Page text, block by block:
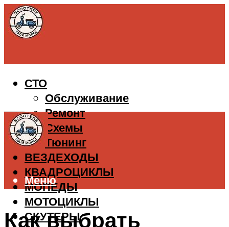
СТО
Обслуживание
Ремонт
Схемы
Тюнинг
ВЕЗДЕХОДЫ
КВАДРОЦИКЛЫ
МОПЕДЫ
МОТОЦИКЛЫ
СКУТЕРЫ
Меню
Как выбрать